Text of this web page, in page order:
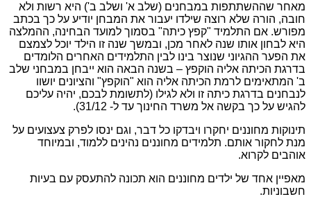
מאחר שההשתתפות במבחנים (שלב א' ושלב ב') היא רשות ולא
חובה, הורה שלא רוצה שילדו יעבור את המבחן יודיע על כך בכתב
מפורש. אם התלמיד "קפץ כיתה" בסמוך למועד הבחינה, ההמלצה
היא לבחון אותו שנה לאחר מכן, ובמשך שנה זו הילד יוכל לצמצם
את הפער ההגיוני שנוצר בינו לבין התלמידים האחרים הלומדים
בדרגת הכיתה אליה הוקפץ – בשנה הבאה הוא ייבחן במבחני שלב
ב' המתאימים לרמת הכיתה אליה הוא "הוקפץ" והציונים יושוו
לנבחנים בדרגת כיתה זו ולא לגילו (לתשומת לבכם, יהיה עליכם
להגיש על כך בקשה אל משרד החינוך עד ל- 31/12).
תינוקות מחוננים יחקרו ויבדקו כל דבר, וגם ינסו לפרק צעצועים על
מנת לחקור אותם. תלמידים מחוננים נהינים ללמוד, ובמיוחד
אוהבים לקרוא.
מאפיין אחד של ילדים מחוננים הוא תכונה להתעסק עם בעיות
חשבוניות.